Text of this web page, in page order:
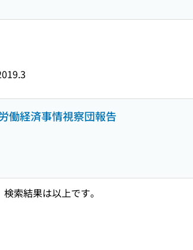
働経済事情視察団報告
検索結果は以上です。